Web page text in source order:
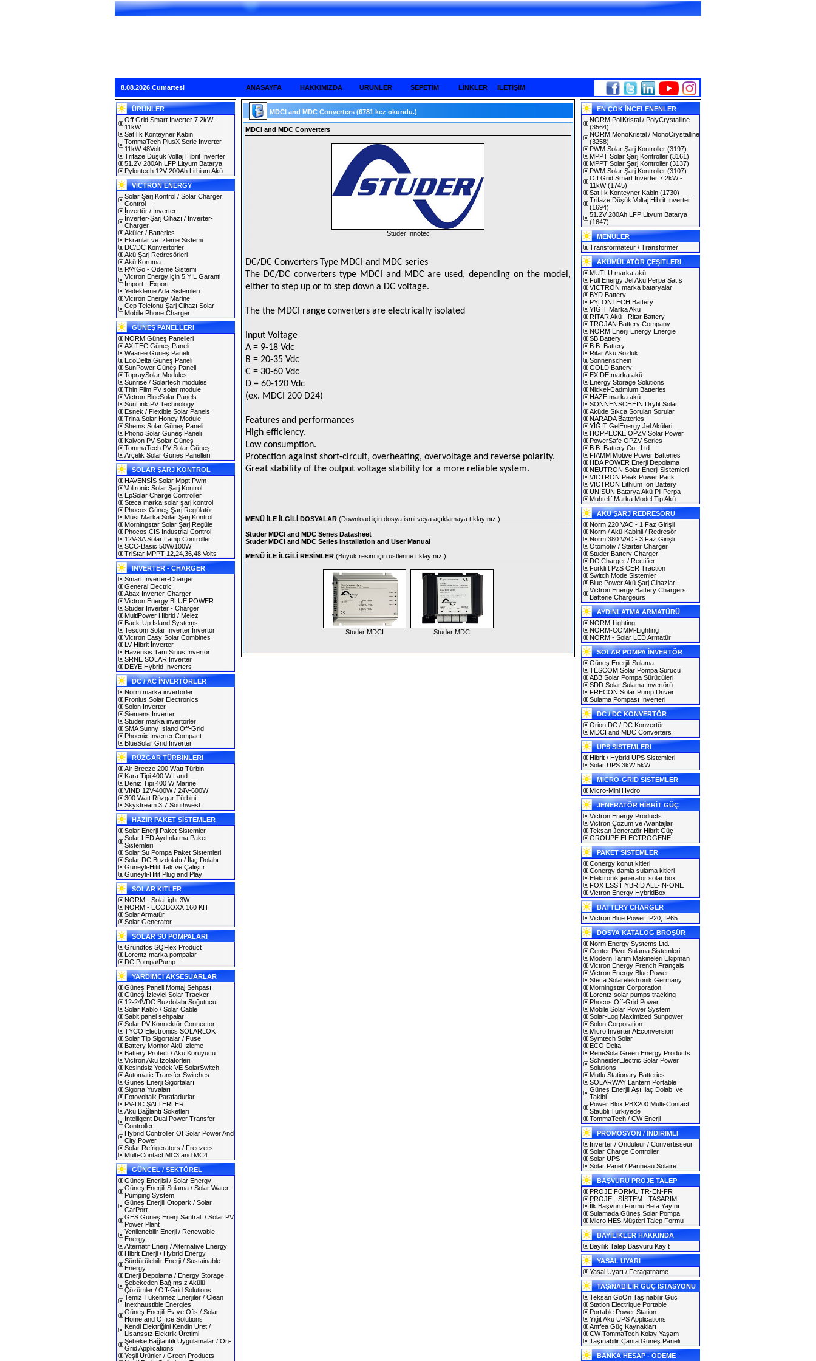
8.08.2026 Cumartesi ANASAYFA HAKKIMIZDA ÜRÜNLER SEPETİM LİNKLER İLETİŞİM
ÜRÜNLER
Off Grid Smart Inverter 7.2kW -
11kW
Satılık Konteyner Kabin
TommaTech PlusX Serie Inverter
11kW 48Volt
Trifaze Düşük Voltaj Hibrit İnverter
51.2V 280Ah LFP Lityum Batarya
Pylontech 12V 200Ah Lithium Akü
VICTRON ENERGY
Solar Şarj Kontrol / Solar Charger
Control
İnvertör / Inverter
İnverter-Şarj Cihazı / Inverter-
Charger
Aküler / Batteries
Ekranlar ve İzleme Sistemi
DC/DC Konvertörler
Akü Şarj Redresörleri
Akü Koruma
PAYGo - Ödeme Sistemi
Victron Energy için 5 YIL Garanti
Import - Export
Yedekleme Ada Sistemleri
Victron Energy Marine
Cep Telefonu Şarj Cihazı Solar
Mobile Phone Charger
GÜNEŞ PANELLERI
NORM Güneş Panelleri
AXITEC Güneş Paneli
Waaree Güneş Paneli
EcoDelta Güneş Paneli
SunPower Güneş Paneli
TopraySolar Modules
Sunrise / Solartech modules
Thin Film PV solar module
Victron BlueSolar Panels
SunLink PV Technology
Esnek / Flexible Solar Panels
Trina Solar Honey Module
Shems Solar Güneş Paneli
Phono Solar Güneş Paneli
Kalyon PV Solar Güneş
TommaTech PV Solar Güneş
Arçelik Solar Güneş Panelleri
SOLAR ŞARJ KONTROL
HAVENSİS Solar Mppt Pwm
Voltronic Solar Şarj Kontrol
EpSolar Charge Controller
Steca marka solar şarj kontrol
Phocos Güneş Şarj Regülatör
Must Marka Solar Şarj Kontrol
Morningstar Solar Şarj Regüle
Phocos CIS Industrial Control
12V-3A Solar Lamp Controller
SCC-Basic 50W/100W
TriStar MPPT 12,24,36,48 Volts
INVERTER - CHARGER
Smart Inverter-Charger
General Electric
Abax Inverter-Charger
Victron Energy BLUE POWER
Studer Inverter - Charger
MultiPower Hibrid / Melez
Back-Up Island Systems
Tescom Solar İnverter İnvertör
Victron Easy Solar Combines
LV Hibrit İnverter
Havensis Tam Sinüs İnvertör
SRNE SOLAR Inverter
DEYE Hybrid Inverters
DC / AC İNVERTÖRLER
Norm marka invertörler
Fronius Solar Electronics
Solon Inverter
Siemens Inverter
Studer marka invertörler
SMA Sunny Island Off-Grid
Phoenix Inverter Compact
BlueSolar Grid Inverter
RÜZGAR TÜRBINLERI
Air Breeze 200 Watt Türbin
Kara Tipi 400 W Land
Deniz Tipi 400 W Marine
VIND 12V-400W / 24V-600W
300 Watt Rüzgar Türbini
Skystream 3.7 Southwest
HAZIR PAKET SİSTEMLER
Solar Enerji Paket Sistemler
Solar LED Aydınlatma Paket
Sistemleri
Solar Su Pompa Paket Sistemleri
Solar DC Buzdolabı / İlaç Dolabı
Güneyli-Hitit Tak ve Çalıştır
Güneyli-Hitit Plug and Play
SOLAR KITLER
NORM - SolaLight 3W
NORM - ECOBOXX 160 KIT
Solar Armatür
Solar Generator
SOLAR SU POMPALARI
Grundfos SQFlex Product
Lorentz marka pompalar
DC Pompa/Pump
YARDIMCI AKSESUARLAR
Güneş Paneli Montaj Sehpası
Güneş İzleyici Solar Tracker
12-24VDC Buzdolabı Soğutucu
Solar Kablo / Solar Cable
Sabit panel sehpaları
Solar PV Konnektör Connector
TYCO Electronics SOLARLOK
Solar Tip Sigortalar / Fuse
Battery Monitor Akü İzleme
Battery Protect / Akü Koruyucu
Victron Akü İzolatörleri
Kesintisiz Yedek VE SolarSwitch
Automatic Transfer Switches
Güneş Enerji Sigortaları
Sigorta Yuvaları
Fotovoltaik Parafadurlar
PV-DC ŞALTERLER
Akü Bağlantı Soketleri
Intelligent Dual Power Transfer
Controller
Hybrid Controller Of Solar Power And
City Power
Solar Refrigerators / Freezers
Multi-Contact MC3 and MC4
GÜNCEL / SEKTÖREL
Güneş Enerjisi / Solar Energy
Güneş Enerjili Sulama / Solar Water
Pumping System
Güneş Enerjili Otopark / Solar
CarPort
GES Güneş Enerji Santralı / Solar PV
Power Plant
Yenilenebilir Enerji / Renewable
Energy
Alternatif Enerji / Alternative Energy
Hibrit Enerji / Hybrid Energy
Sürdürülebilir Enerji / Sustainable
Energy
Enerji Depolama / Energy Storage
Şebekeden Bağımsız Akülü
Çözümler / Off-Grid Solutions
Temiz Tükenmez Enerjiler / Clean
Inexhaustible Energies
Güneş Enerjili Ev ve Ofis / Solar
Home and Office Solutions
Kendi Elektriğini Kendin Üret /
Lisanssız Elektrik Üretimi
Şebeke Bağlantılı Uygulamalar / On-
Grid Applications
Yeşil Ürünler / Green Products
MDCI and MDC Converters (6781 kez okundu.)
MDCI and MDC Converters
Studer Innotec
DC/DC Converters Type MDCI and MDC series
The DC/DC converters type MDCI and MDC are used, depending on the model,
either to step up or to step down a DC voltage.
The the MDCI range converters are electrically isolated
Input Voltage
A = 9-18 Vdc
B = 20-35 Vdc
C = 30-60 Vdc
D = 60-120 Vdc
(ex. MDCI 200 D24)
Features and performances
High efficiency.
Low consumption.
Protection against short-circuit, overheating, overvoltage and reverse polarity.
Great stability of the output voltage stability for a more reliable system.
MENÜ İLE İLGİLİ DOSYALAR (Download için dosya ismi veya açıklamaya tıklayınız.)
Studer MDCI and MDC Series Datasheet
Studer MDCI and MDC Series Installation and User Manual
MENÜ İLE İLGİLİ RESİMLER (Büyük resim için üstlerine tıklayınız.)
Studer MDCI Studer MDC
EN ÇOK İNCELENENLER
NORM PoliKristal / PolyCrystalline
(3564)
NORM MonoKristal / MonoCrystalline
(3258)
PWM Solar Şarj Kontroller (3197)
MPPT Solar Şarj Kontroller (3161)
MPPT Solar Şarj Kontroller (3137)
PWM Solar Şarj Kontroller (3107)
Off Grid Smart Inverter 7.2kW -
11kW(1745)
Satılık Konteyner Kabin (1730)
Trifaze Düşük Voltaj Hibrit İnverter
(1694)
51.2V 280Ah LFP Lityum Batarya
(1647)
MENÜLER
Transformateur / Transformer
AKÜMÜLATÖR ÇEŞITLERI
MUTLU marka akü
Full Energy Jel Akü Perpa Satış
VICTRON marka bataryalar
BYD Battery
PYLONTECH Battery
YİĞİT Marka Akü
RITAR Akü - Ritar Battery
TROJAN Battery Company
NORM Enerji Energy Energie
SB Battery
B.B. Battery
Ritar Akü Sözlük
Sonnenschein
GOLD Battery
EXIDE marka akü
Energy Storage Solutions
Nickel-Cadmium Batteries
HAZE marka akü
SONNENSCHEIN Dryfit Solar
Aküde Sıkça Sorulan Sorular
NARADA Batteries
YİĞİT GelEnergy Jel Aküleri
HOPPECKE OPZV Solar Power
PowerSafe OPZV Series
B.B. Battery Co., Ltd
FIAMM Motive Power Batteries
HDA POWER Enerji Depolama
NEUTRON Solar Enerji Sistemleri
VICTRON Peak Power Pack
VICTRON Lithium Ion Battery
UNİSUN Batarya Akü Pil Perpa
Muhtelif Marka Model Tip Akü
AKÜ ŞARJ REDRESÖRÜ
Norm 220 VAC - 1 Faz Girişli
Norm / Akü Kabinli / Redresör
Norm 380 VAC - 3 Faz Girişli
Otomotiv / Starter Charger
Studer Battery Charger
DC Charger / Rectifier
Forklift PzS CER Traction
Switch Mode Sistemler
Blue Power Akü Şarj Cihazları
Victron Energy Battery Chargers
Batterie Chargeurs
AYDıNLATMA ARMATÜRÜ
NORM-Lighting
NORM-COMM-Lighting
NORM - Solar LED Armatür
SOLAR POMPA İNVERTÖR
Güneş Enerjili Sulama
TESCOM Solar Pompa Sürücü
ABB Solar Pompa Sürücüleri
SDD Solar Sulama İnvertörü
FRECON Solar Pump Driver
Sulama Pompası İnverteri
DC / DC KONVERTÖR
Orion DC / DC Konvertör
MDCI and MDC Converters
UPS SISTEMLERI
Hibrit / Hybrid UPS Sistemleri
Solar UPS 3kW 5kW
MICRO-GRID SISTEMLER
Micro-Mini Hydro
JENERATÖR HİBRİT GÜÇ
Victron Energy Products
Victron Çözüm ve Avantajlar
Teksan Jeneratör Hibrit Güç
GROUPE ELECTROGENE
PAKET SISTEMLER
Conergy konut kitleri
Conergy damla sulama kitleri
Elektronik jeneratör solar box
FOX ESS HYBRID ALL-IN-ONE
Victron Energy HybridBox
BATTERY CHARGER
Victron Blue Power IP20, IP65
DOSYA KATALOG BROŞÜR
Norm Energy Systems Ltd.
Center Pivot Sulama Sistemleri
Modern Tarım Makineleri Ekipman
Victron Energy French Français
Victron Energy Blue Power
Steca Solarelektronik Germany
Morningstar Corporation
Lorentz solar pumps tracking
Phocos Off-Grid Power
Mobile Solar Power System
Solar-Log Maximized Sunpower
Solon Corporation
Micro Inverter AEconversion
Symtech Solar
ECO Delta
ReneSola Green Energy Products
SchneiderElectric Solar Power
Solutions
Mutlu Stationary Batteries
SOLARWAY Lantern Portable
Güneş Enerjili Aşı İlaç Dolabı ve
Takibi
Power Blox PBX200 Multi-Contact
Staubli Türkiyede
TommaTech / CW Enerji
PROMOSYON / İNDİRİMLİ
Inverter / Onduleur / Convertisseur
Solar Charge Controller
Solar UPS
Solar Panel / Panneau Solaire
BAŞVURU PROJE TALEP
PROJE FORMU TR-EN-FR
PROJE - SİSTEM - TASARIM
İlk Başvuru Formu Beta Yayını
Sulamada Güneş Solar Pompa
Micro HES Müşteri Talep Formu
BAYİLİKLER HAKKINDA
Bayilik Talep Başvuru Kayıt
YASAL UYARI
Yasal Uyarı / Feragatname
TAŞıNABILIR GÜÇ İSTASYONU
Teksan GoOn Taşınabilir Güç
Station Electrique Portable
Portable Power Station
Yiğit Akü UPS Applications
Antfea Güç Kaynakları
CW TommaTech Kolay Yaşam
Taşınabilir Çanta Güneş Paneli
BANKA HESAP - ÖDEME